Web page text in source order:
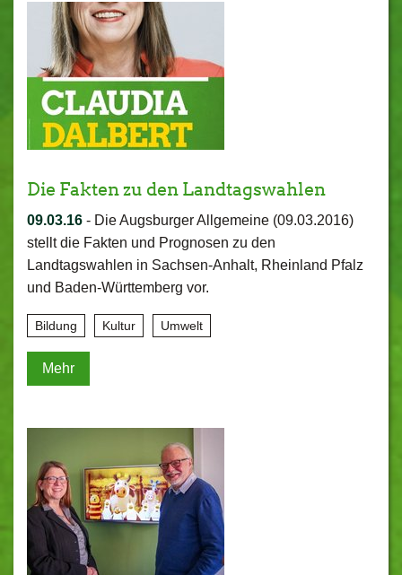
Die Fakten zu den Landtagswahlen
09.03.16 - Die Augsburger Allgemeine (09.03.2016)
stellt die Fakten und Prognosen zu den
Landtagswahlen in Sachsen-Anhalt, Rheinland Pfalz
und Baden-Württemberg vor.
Bildung Kultur Umwelt
Mehr